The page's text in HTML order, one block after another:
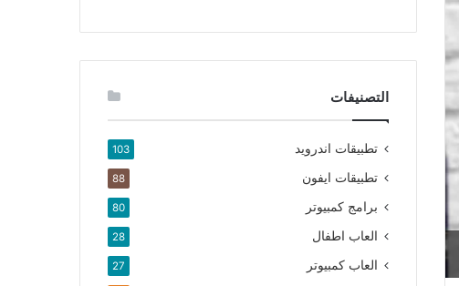
التصنيفات
تطبيقات اندرويد 103
تطبيقات ايفون 88
برامج كمبيوتر 80
العاب اطفال 28
العاب كمبيوتر 27